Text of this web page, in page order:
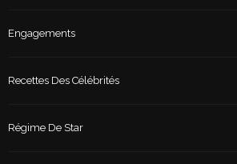
Engagements
Recettes Des Célébrités
Régime De Star